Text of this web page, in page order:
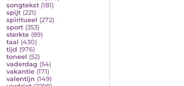
songtekst (181)
spijt (221)
spiritueel (272)
sport (353)
sterkte (89)
taal (430)
tijd (976)
toneel (52)
vaderdag (54)
vakantie (171)
valentijn (149)